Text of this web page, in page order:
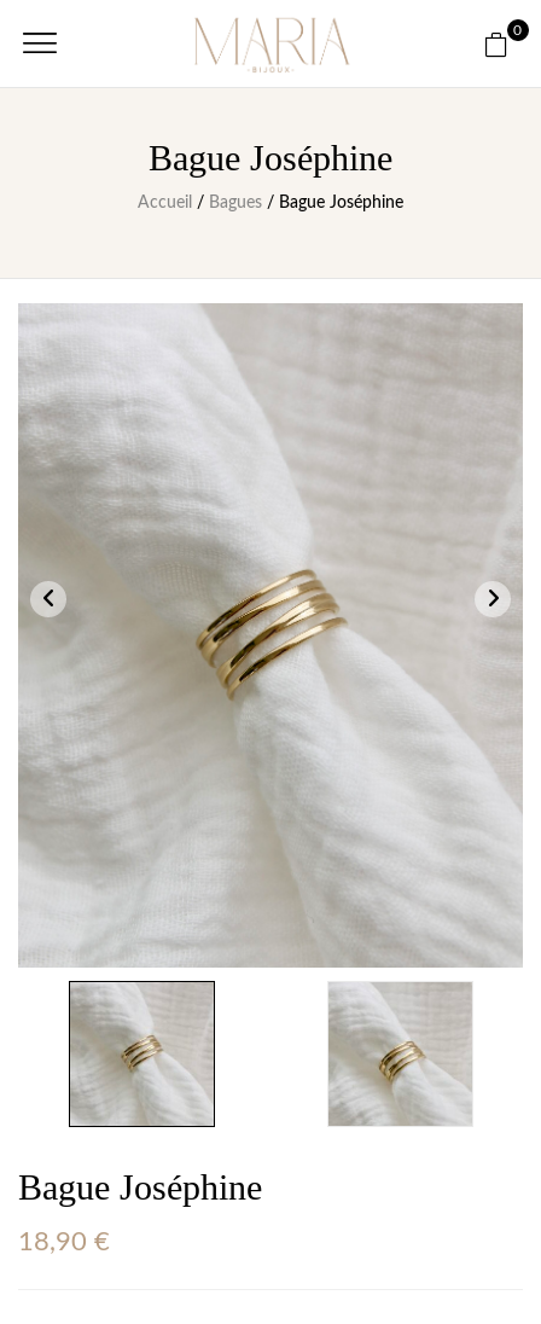
0
Bague Joséphine
Accueil / Bagues / Bague Joséphine
Bague Joséphine
18,90 €